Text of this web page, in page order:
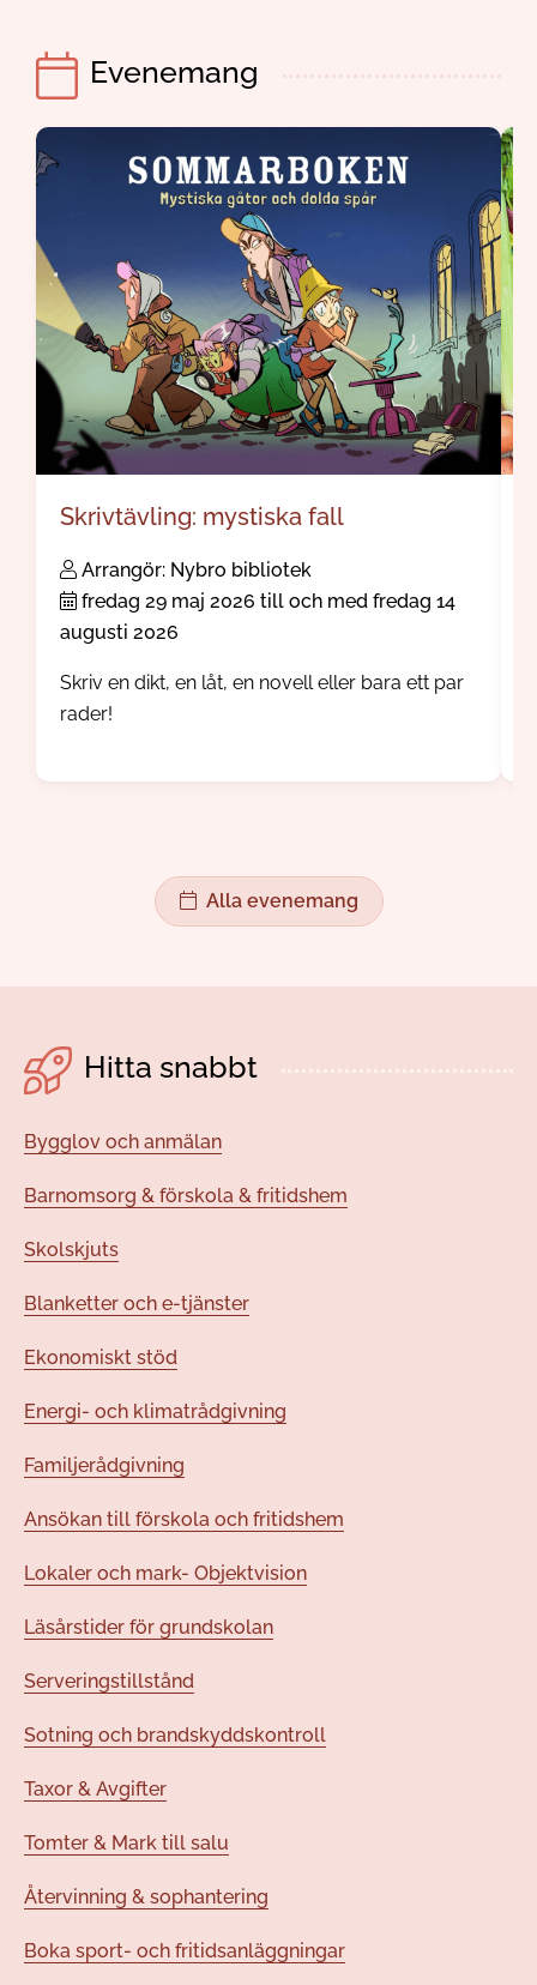
Evenemang
Skrivtävling: mystiska fall
Arrangör: Nybro bibliotek
fredag 29 maj 2026 till och med fredag 14
augusti 2026
Skriv en dikt, en låt, en novell eller bara ett par
rader!
Alla evenemang
Hitta snabbt
Bygglov och anmälan
Barnomsorg & förskola & fritidshem
Skolskjuts
Blanketter och e-tjänster
Ekonomiskt stöd
Energi- och klimatrådgivning
Familjerådgivning
Ansökan till förskola och fritidshem
Lokaler och mark- Objektvision
Läsårstider för grundskolan
Serveringstillstånd
Sotning och brandskyddskontroll
Taxor & Avgifter
Tomter & Mark till salu
Återvinning & sophantering
Boka sport- och fritidsanläggningar